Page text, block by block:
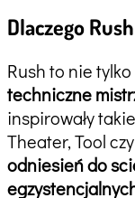
Dlaczego
Rush to nie
techniczne
inspirowały
Theater, Tool
odniesień do